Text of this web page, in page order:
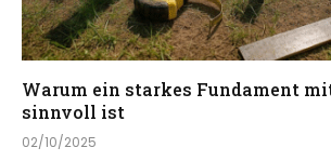
Warum ein starkes Fundament
sinnvoll ist
02/10/2025